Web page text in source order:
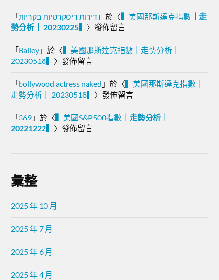
「דירות דיסקרטיות בקריות 」於〈 ▍美國那斯達克指數 ｜走
勢分析｜ 20230225▍ 〉發佈留言
「Bailey 」於〈 ▍美國那斯達克指數｜走勢分析｜
20230518▍ 〉發佈留言
「bollywood actress naked 」於〈 ▍美國那斯達克指數｜
走勢分析｜ 20230518▍ 〉發佈留言
「369 」於〈 ▍美國S&P500指數 ｜走勢分析｜
20221222▍ 〉發佈留言
彙整
2025 年 10 月
2025 年 7 月
2025 年 6 月
2025 年 4 月